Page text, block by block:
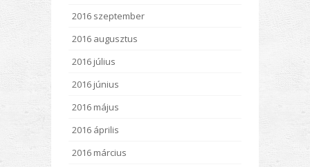
2016 szeptember
2016 augusztus
2016 július
2016 június
2016 május
2016 április
2016 március